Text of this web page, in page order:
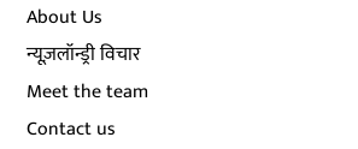
About Us
न्यूज़लॉन्ड्री विचार
Meet the team
Contact us